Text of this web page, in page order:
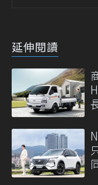
延伸閱讀